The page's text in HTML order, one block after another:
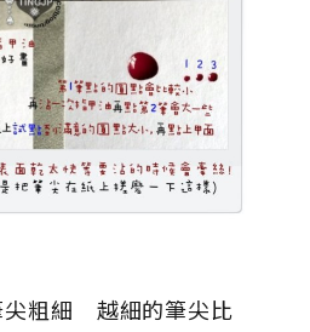
尖粗細 越細的筆尖比